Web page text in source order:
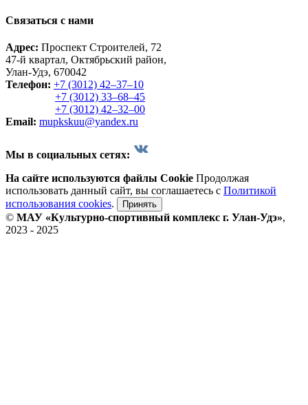
Связаться с нами
Адрес: Проспект Строителей, 72
47-й квартал, Октябрьский район,
Улан-Удэ, 670042
Телефон: +7 (3012) 42‒37‒10
+7 (3012) 33‒68‒45
+7 (3012) 42‒32‒00
Email: mupkskuu@yandex.ru
Мы в социальных сетях:
На сайте используются файлы Cookie Продолжая
использовать данный сайт, вы соглашаетесь с Политикой
использования cookies. Принять
© МАУ «Культурно-спортивный комплекс г. Улан-Удэ»,
2023 - 2025